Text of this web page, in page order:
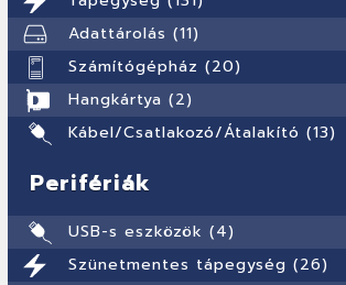
Adattárolás (11)
Számítógépház (20)
Hangkártya (2)
Kábel/Csatlakozó/Átalakító (13)
Perifériák
USB-s eszközök (4)
Szünetmentes tápegység (26)